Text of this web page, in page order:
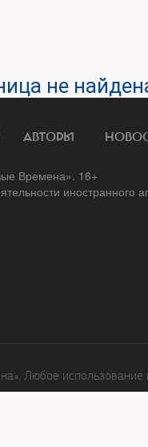
не
АВТОРЫ
Времена». 16+
иностранного
использование